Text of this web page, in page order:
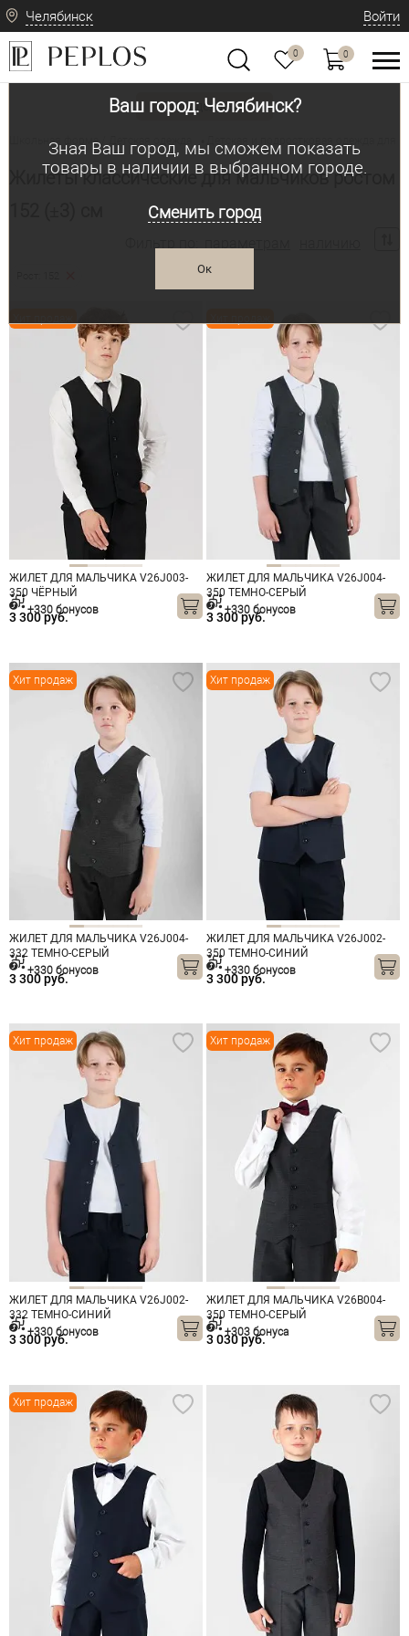
Челябинск
Ваш город: Челябинск?
Зная Ваш город, мы сможем показать
товары в наличии в выбранном городе.
Сменить город
Ок
Войти
0 0
Вид одежды
Школьная форма / Детская одежда
Жилеты классические для мальчиков ростом
ЖИЛЕТ ДЛЯ МАЛЬЧИКА V26J003-
350 ЧЁРНЫЙ
3 300 руб.
+330 бонусов
ЖИЛЕТ ДЛЯ МАЛЬЧИКА V26J004-
350 ТЕМНО-СЕРЫЙ
3 300 руб.
+330 бонусов
Хит продаж
ЖИЛЕТ ДЛЯ МАЛЬЧИКА V26J004-
332 ТЕМНО-СЕРЫЙ
3 300 руб.
+330 бонусов
Хит продаж
ЖИЛЕТ ДЛЯ МАЛЬЧИКА V26J002-
350 ТЕМНО-СИНИЙ
3 300 руб.
+330 бонусов
Хит продаж
ЖИЛЕТ ДЛЯ МАЛЬЧИКА V26J002-
332 ТЕМНО-СИНИЙ
3 300 руб.
+330 бонусов
Хит продаж
ЖИЛЕТ ДЛЯ МАЛЬЧИКА V26B004-
350 ТЕМНО-СЕРЫЙ
3 030 руб.
+303 бонуса
Хит продаж